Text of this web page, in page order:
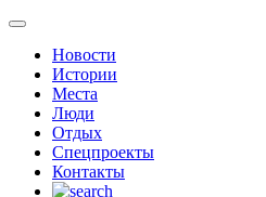
Новости
Истории
Места
Люди
Отдых
Спецпроекты
Контакты